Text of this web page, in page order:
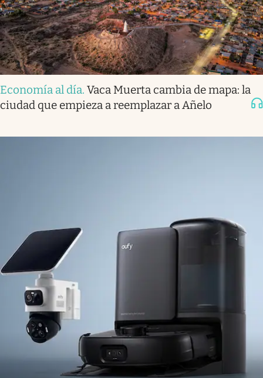
Economía al día. Vaca Muerta cambia de mapa: la
ciudad que empieza a reemplazar a Añelo